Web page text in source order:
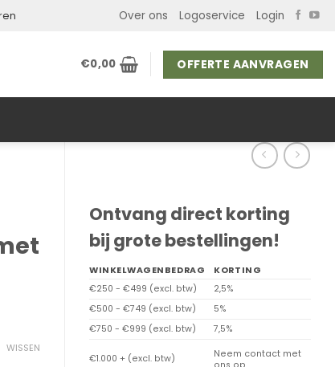
Over ons Logoservice Login
€0,00 OFFERTE AANVRAGEN
Ontvang direct korting
bij grote bestellingen!
WINKELWAGENBEDRAG
KORTING
€250 - €499 (excl. btw)
2,5%
€500 - €749 (excl. btw)
5%
€750 - €999 (excl. btw)
7,5%
€1.000 + (excl. btw)
Neem contact met
WISSEN